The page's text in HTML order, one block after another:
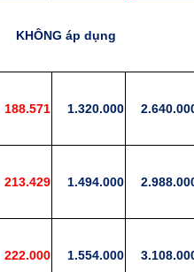
KHÔNG áp dụng
188.571 1.320.000
213.429 1.494.000
222.000 1.554.000